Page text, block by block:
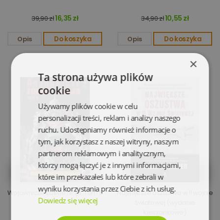
39,90 zł16,35 zł
Opis Do koszyka
34,90 zł10,55 zł
Opis Do koszyka
Wojownicze Żółwie Ninja. Tom 5
Największe oszustwa w II wojnie
×
Ta strona używa plików
cookie
Używamy plików cookie w celu
personalizacji treści, reklam i analizy naszego
ruchu. Udostępniamy również informacje o
tym, jak korzystasz z naszej witryny, naszym
partnerom reklamowym i analitycznym,
którzy mogą łączyć je z innymi informacjami,
które im przekazałeś lub które zebrali w
wyniku korzystania przez Ciebie z ich usług.
Dowiedz się więcej